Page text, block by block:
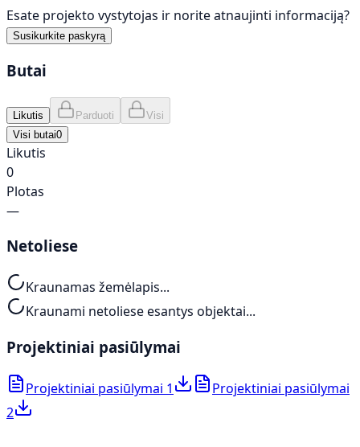
Esate projekto vystytojas ir norite atnaujinti informaciją?
Susikurkite paskyrą
Butai
Likutis Parduoti
Visi
Visi butai0
Likutis
0
Plotas
—
Netoliese
Kraunamas žemėlapis...
Kraunami netoliese esantys objektai...
Projektiniai pasiūlymai
Projektiniai pasiūlymai 1
Projektiniai pasiūlymai
2